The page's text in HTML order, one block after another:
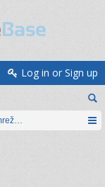
Log in or Sign up
i web servisi